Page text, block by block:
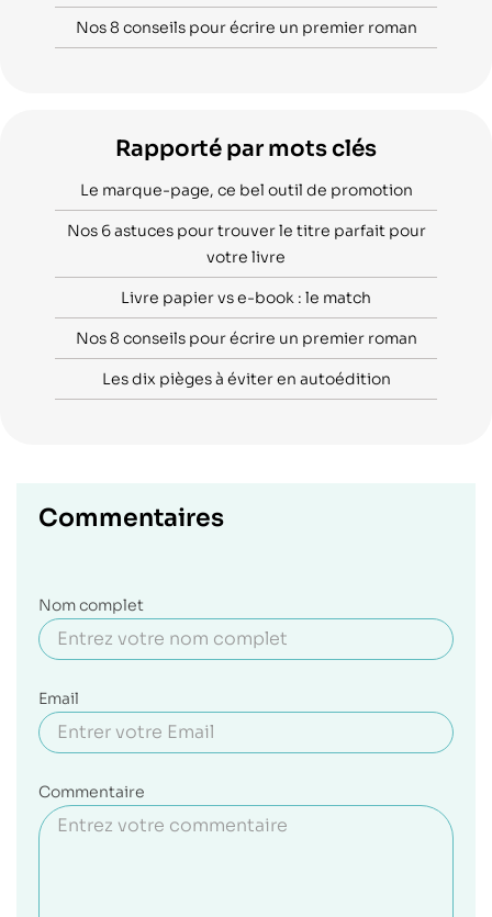
Nos 8 conseils pour écrire un premier roman
Rapporté par mots clés
Le marque-page, ce bel outil de promotion
Nos 6 astuces pour trouver le titre parfait pour
votre livre
Livre papier vs e-book : le match
Nos 8 conseils pour écrire un premier roman
Les dix pièges à éviter en autoédition
Commentaires
Nom complet
Email
Commentaire